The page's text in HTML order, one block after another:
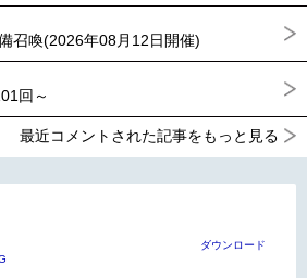
召喚(2026年08月12日開催)
回～
最近コメントされた記事をもっと見る
ダウンロード